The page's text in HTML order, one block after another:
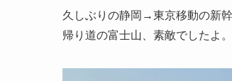
久しぶりの静岡→東京移動の新幹
帰り道の富士山、素敵でしたよ。